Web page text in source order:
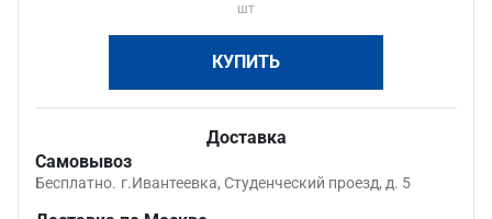
шт
КУПИТЬ
Доставка
Самовывоз
Бесплатно. г.Ивантеевка, Студенческий проезд, д. 5